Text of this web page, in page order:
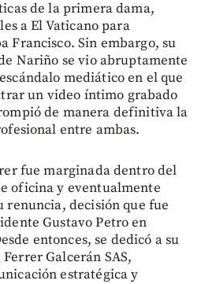
de la primera dama,
a El Vaticano para
Francisco. Sin embargo, su
Nariño se vio abruptamente
mediático en el que
un video íntimo grabado
de manera definitiva la
entre ambas.
fue marginada dentro del
oficina y eventualmente
renuncia, decisión que fue
Gustavo Petro en
entonces, se dedicó a su
Galcerán SAS,
estratégica y